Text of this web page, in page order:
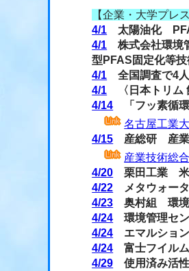
【企業・大学プレ
4/1 太陽油化
4/1 株式会社環境
型PFAS固定化等
4/1 全国調査で4人
4/1 〈日本トリム
4/14 「フッ素循
名古屋工業
4/15 産総研 産業
産業技術総
4/20 栗田工業 米
4/22 メタウォー
4/23 奥村組 環境
4/24 環境管理セン
4/24 エマルショ
4/24 富士フイル
4/29 使用済み活